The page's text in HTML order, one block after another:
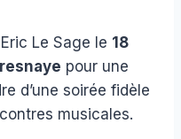
Le Sage le 18
pour une
d’une soirée fidèle
musicales.